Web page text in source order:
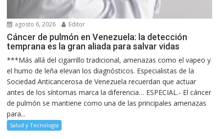
agosto 6, 2026 Editor
Cáncer de pulmón en Venezuela: la detección
temprana es la gran aliada para salvar vidas
***Más allá del cigarrillo tradicional, amenazas como el vapeo y
el humo de leña elevan los diagnósticos. Especialistas de la
Sociedad Anticancerosa de Venezuela recuerdan que actuar
antes de los síntomas marca la diferencia… ESPECIAL.- El cáncer
de pulmón se mantiene como una de las principales amenazas
para...
Salud y Tecnología